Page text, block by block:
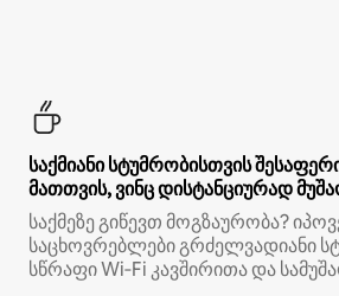
საქმიანი სტუმრობისთვის
მათთვის, ვინც დისტანციურად
საქმეზე გიწევთ მოგზაურობა?
საცხოვრებლები გრძელვადიანი
სწრაფი Wi‑Fi კავშირითა და